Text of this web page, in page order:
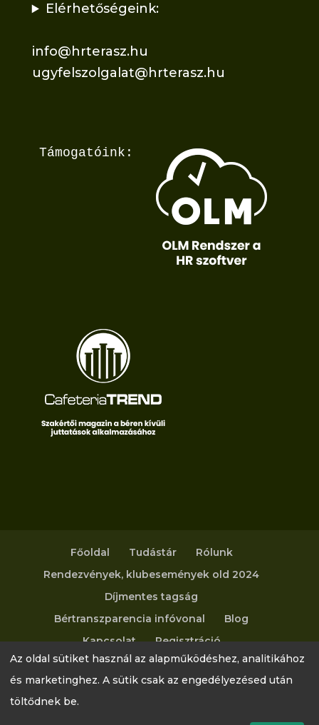
Elérhetőségeink:
info@hrterasz.hu
ugyfelszolgalat@hrterasz.hu
Támogatóink:
Főoldal Tudástár
Rólunk
Rendezvények, klubesemények old 2024
Díjmentes tagság
Bértranszparencia infóvonal
Blog
Kapcsolat
Regisztráció
Adatvédelmi tájékoztató
Az oldal sütiket használ az alapműködéshez, analitikához
és marketinghez. A sütik csak az engedélyezésed után
töltődnek be.